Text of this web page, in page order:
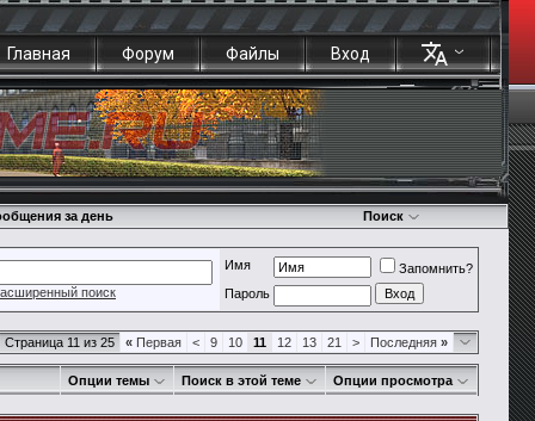
Главная Форум Файлы Вход
за день Поиск
поиск
Имя
Запомнить?
Пароль
Страница 11 из 25 « Первая < 9 10 11 12 13 21 > Последняя »
Опции темы Поиск в этой теме Опции просмотра